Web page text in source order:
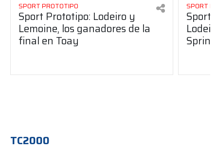
SPORT PROTOTIPO
Sport Prototipo: Lodeiro y
Lemoine, los ganadores de la
final en Toay
SPORT
Sport
Sprint
TC2000